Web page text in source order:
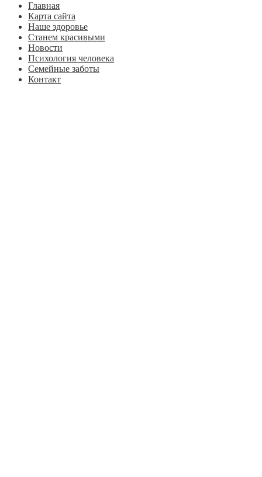
Главная
Карта сайта
Наше здоровье
Станем красивыми
Новости
Психология человека
Семейные заботы
Контакт